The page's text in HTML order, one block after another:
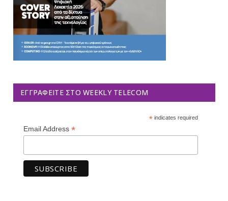
ΕΓΓΡΑΦΕΊΤΕ ΣΤΟ WEEKLY TELECOM
*indicates required
Email Address *